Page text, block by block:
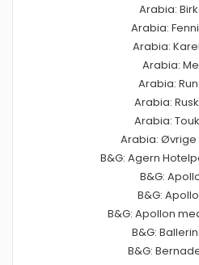
Arabia:
Arabia:
Arabia:
Arabia:
Arabia:
Arabia:
Arabia:
Arabia: Øvrige
B&G: Agern
B&G:
B&G:
B&G: Apollon
B&G:
B&G: